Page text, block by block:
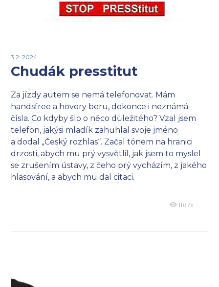
3.2. 2024
Chudák presstitut
Za jízdy autem se nemá telefonovat. Mám
handsfree a hovory beru, dokonce i neznámá
čísla. Co kdyby šlo o něco důležitého? Vzal jsem
telefon, jakýsi mladík zahuhlal svoje jméno
a dodal „Český rozhlas“. Začal tónem na hranici
drzosti, abych mu prý vysvětlil, jak jsem to myslel
se zrušením ústavy, z čeho prý vycházím, z jakého
hlasování, a abych mu dal citaci.
1187x